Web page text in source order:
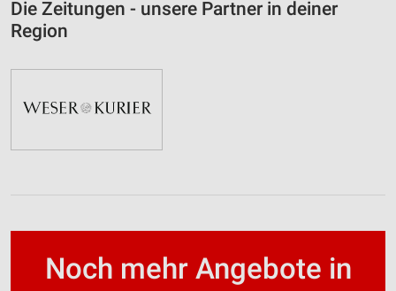
Die Zeitungen - unsere Partner in deiner
Region
Noch mehr Angebote in